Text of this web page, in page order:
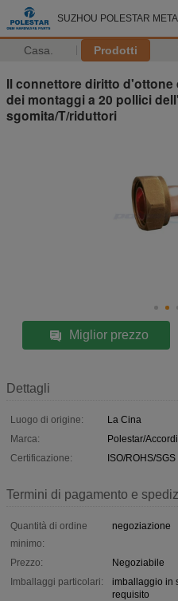
SUZHOU POLESTAR
Casa. Prodotti
Il connettore diritto
dei montaggi a 20 pollici
sgomita/T/riduttori
Miglior prezzo
Dettagli
Luogo di origine:
La Cina
Marca:
Polestar/
Certificazione:
ISO/ROHS/SGS
Termini di pagamento e
Quantità di ordine
minimo:
negoziazione
Prezzo:
Negoziabile
Imballaggi particolari:
imballaggio in
requisito